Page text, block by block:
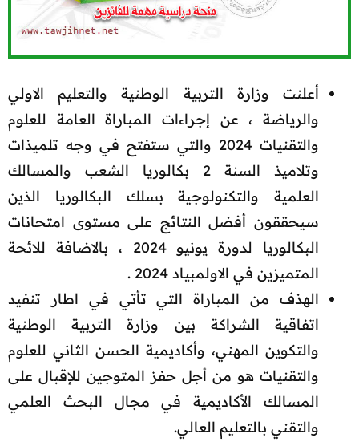
أعلنت وزارة التربية الوطنية والتعليم الاولي
والرياضة ، عن إجراءات المباراة العامة للعلوم
والتقنيات 2024 والتي ستفتح في وجه تلميذات
وتلاميذ السنة 2 بكالوريا الشعب والمسالك
العلمية والتكنولوجية بسلك البكالوريا الذين
سيحققون أفضل النتائج على مستوى امتحانات
البكالوريا لدورة يونيو 2024 ، بالاضافة للائحة
المتميزين في الاولمبياد 2024 .​
الهذف من المباراة التي تأتي في اطار تنفيد
اتفاقية الشراكة بين وزارة التربية الوطنية
والتكوين المهني، وأكاديمية الحسن الثاني للعلوم
والتقنيات هو من أجل حفز المتوجين للإقبال على
المسالك الأكاديمية في مجال البحث العلمي
والتقني بالتعليم العالي.​